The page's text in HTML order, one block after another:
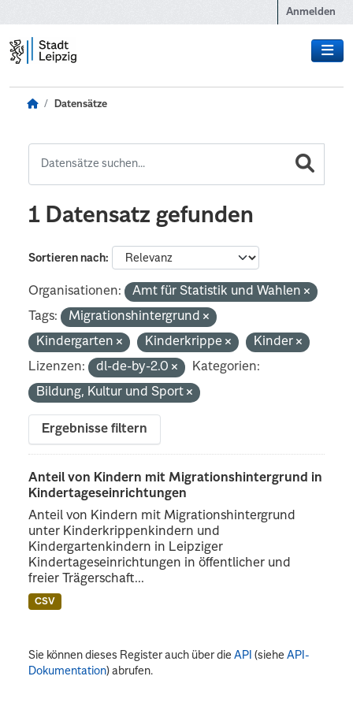
Anmelden
Datensätze
1 Datensatz gefunden
Sortieren nach
Organisationen:
Amt für Statistik und Wahlen
Tags:
Migrationshintergrund
Kindergarten
Kinderkrippe
Kinder
Lizenzen:
dl-de-by-2.0
Kategorien:
Bildung, Kultur und Sport
Ergebnisse filtern
Anteil von Kindern mit Migrationshintergrund in
Kindertageseinrichtungen
Anteil von Kindern mit Migrationshintergrund
unter Kinderkrippenkindern und
Kindergartenkindern in Leipziger
Kindertageseinrichtungen in öffentlicher und
freier Trägerschaft...
CSV
Sie können dieses Register auch über dieAPI (sieheAPI-
Dokumentation) abrufen.